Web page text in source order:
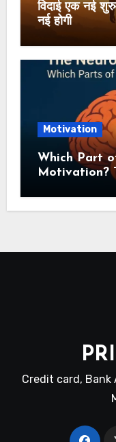
विदाई एक नई
नई होगी
Motivation
Which Part
Motivation?
Credit card,